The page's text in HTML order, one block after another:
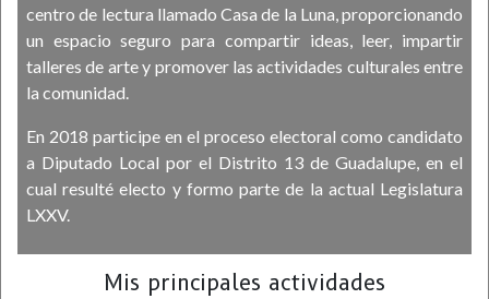
centro de lectura llamado Casa de la Luna, proporcionando
un espacio seguro para compartir ideas, leer, impartir
talleres de arte y promover las actividades culturales entre
la comunidad.
En 2018 participe en el proceso electoral como candidato
a Diputado Local por el Distrito 13 de Guadalupe, en el
cual resulté electo y formo parte de la actual Legislatura
LXXV.
Mis principales actividades